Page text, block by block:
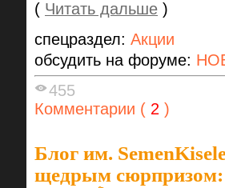
( Читать дальше )
спецраздел: Акции
обсудить на форуме:
455
Комментарии ( 2 )
Блог им.
щедрым